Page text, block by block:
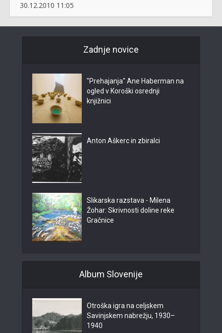
30.12.2010 11:05
Zadnje novice
"Prehajanja" Ane Haberman na
ogled v Koroški osrednji
knjižnici
Anton Aškerc in zbiralci
Slikarska razstava - Milena
Žohar: Skrivnosti doline reke
Gračnice
Album Slovenije
Otroška igra na celjskem
Savinjskem nabrežju, 1930–
1940